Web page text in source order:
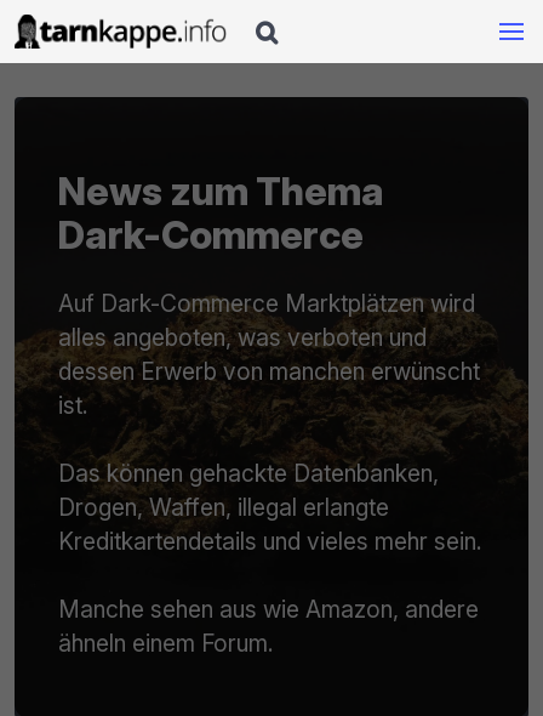

News zum Thema
Dark-Commerce
Auf Dark-Commerce Marktplätzen wird
alles angeboten, was verboten und
dessen Erwerb von manchen erwünscht
ist.
Das können gehackte Datenbanken,
Drogen, Waffen, illegal erlangte
Kreditkartendetails und vieles mehr sein.
Manche sehen aus wie Amazon, andere
ähneln einem Forum.